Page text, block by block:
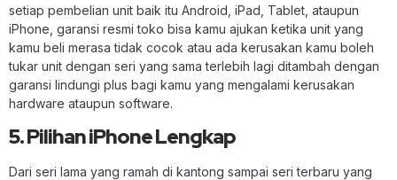
setiap pembelian unit baik itu Android, iPad, Tablet, ataupun
iPhone, garansi resmi toko bisa kamu ajukan ketika unit yang
kamu beli merasa tidak cocok atau ada kerusakan kamu boleh
tukar unit dengan seri yang sama terlebih lagi ditambah dengan
garansi lindungi plus bagi kamu yang mengalami kerusakan
hardware ataupun software.
5. Pilihan iPhone Lengkap
Dari seri lama yang ramah di kantong sampai seri terbaru yang